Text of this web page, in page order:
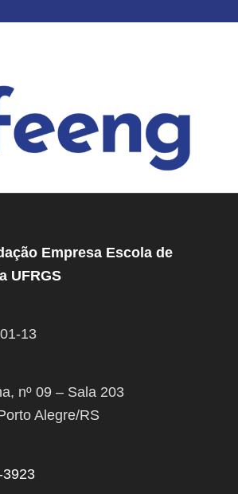
Empresa Escola de
UFRGS
13
nº 09 – Sala 203
Alegre/RS